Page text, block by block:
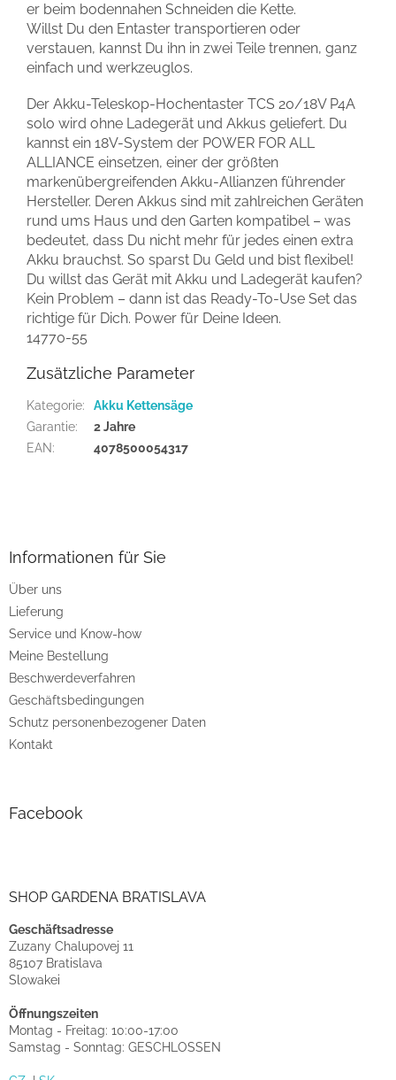
er beim bodennahen Schneiden die Kette.
Willst Du den Entaster transportieren oder
verstauen, kannst Du ihn in zwei Teile trennen, ganz
einfach und werkzeuglos.
Der Akku-Teleskop-Hochentaster TCS 20/18V P4A
solo wird ohne Ladegerät und Akkus geliefert. Du
kannst ein 18V-System der POWER FOR ALL
ALLIANCE einsetzen, einer der größten
markenübergreifenden Akku-Allianzen führender
Hersteller. Deren Akkus sind mit zahlreichen Geräten
rund ums Haus und den Garten kompatibel – was
bedeutet, dass Du nicht mehr für jedes einen extra
Akku brauchst. So sparst Du Geld und bist flexibel!
Du willst das Gerät mit Akku und Ladegerät kaufen?
Kein Problem – dann ist das Ready-To-Use Set das
richtige für Dich. Power für Deine Ideen.
14770-55
Zusätzliche Parameter
Kategorie:
Akku Kettensäge
Garantie:
2 Jahre
EAN: 4078500054317
e
Informationen für Sie
Über uns
Lieferung
Service und Know-how
Meine Bestellung
Beschwerdeverfahren
Geschäftsbedingungen
Schutz personenbezogener Daten
Kontakt
Facebook
SHOP GARDENA BRATISLAVA
Geschäftsadresse
Zuzany Chalupovej 11
85107 Bratislava
Slowakei
Öffnungszeiten
Montag - Freitag: 10:00-17:00
Samstag - Sonntag: GESCHLOSSEN